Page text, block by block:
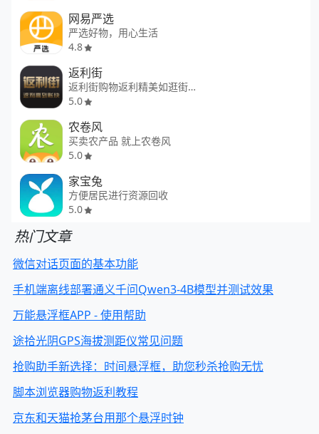
网易严选
严选好物，用心生活
4.8
返利街
返利街购物返利精美如逛街优惠券
5.0
农卷风
买卖农产品 就上农卷风
5.0
家宝兔
方便居民进行资源回收
5.0
热门文章
微信对话页面的基本功能
手机端离线部署通义千问Qwen3-4B模型并测试效果
万能悬浮框APP - 使用帮助
途拾光阴GPS海拔测距仪常见问题
抢购助手新选择：时间悬浮框，助您秒杀抢购无忧
脚本浏览器购物返利教程
京东和天猫抢茅台用那个悬浮时钟